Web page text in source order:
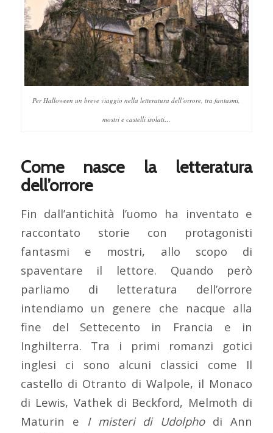
Per Halloween un breve viaggio nella letteratura dell’orrore, tra fantasmi,
mostri e castelli isolati…
Come nasce la letteratura
dell’orrore
Fin dall’antichità l’uomo ha inventato e
raccontato storie con protagonisti
fantasmi e mostri, allo scopo di
spaventare il lettore. Quando però
parliamo di letteratura dell’orrore
intendiamo un genere che nacque alla
fine del Settecento in Francia e in
Inghilterra. Tra i primi romanzi gotici
inglesi ci sono alcuni classici come Il
castello di Otranto di Walpole, il Monaco
di Lewis, Vathekdi Beckford, Melmoth di
Maturin e I misteri di Udolphodi Ann